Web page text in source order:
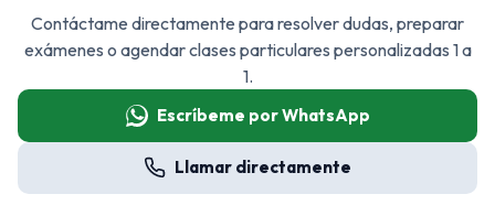
Contáctame directamente para resolver dudas, preparar
exámenes o agendar clases particulares personalizadas 1 a
1.
Escríbeme por WhatsApp
Llamar directamente